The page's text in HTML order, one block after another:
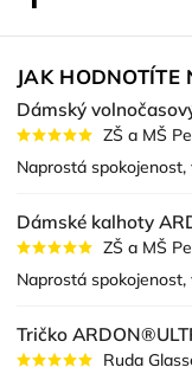
JAK HODNOTÍTE
Dámský
ZŠ a MŠ
Naprostá
Dámské kalhoty
ZŠ a MŠ
Naprostá
Tričko
Ruda